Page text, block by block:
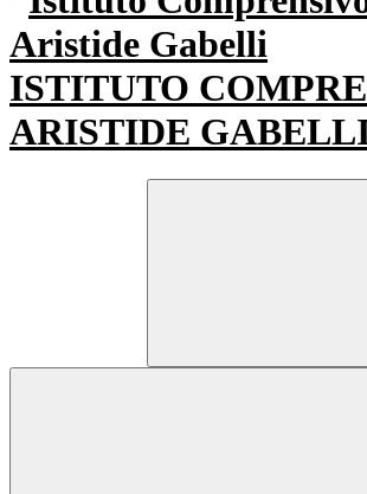
ISTITUTO
ARISTIDE